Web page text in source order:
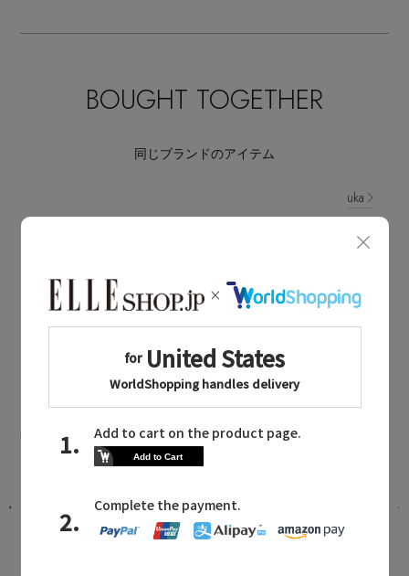
BOUGHT TOGETHER
同じブランドのアイテム
uka
ボディケア
uka NEWS
になるスタイリングシリーズ発売
2025.04.22 UP